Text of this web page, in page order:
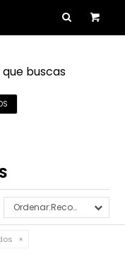
buscas
Recomendados